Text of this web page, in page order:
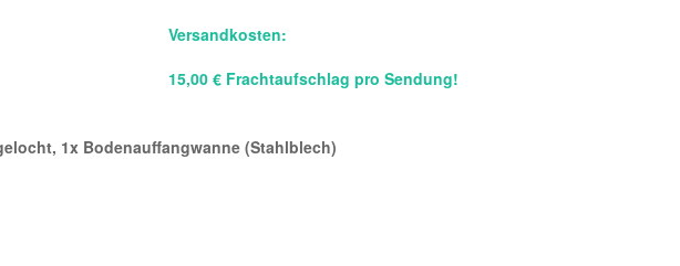
Versandkosten:
15,00 € Frachtaufschlag pro Sendung!
1x Bodenauffangwanne (Stahlblech)